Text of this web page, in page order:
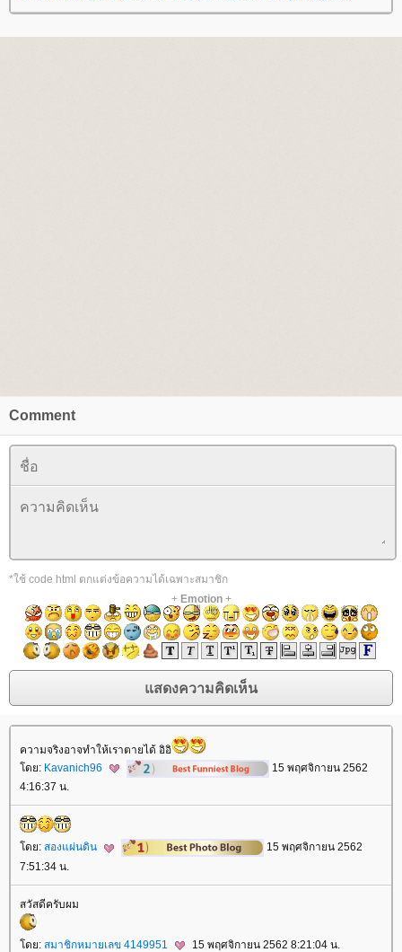
Comment
*ใช้ code html ตกแต่งข้อความได้เฉพาะสมาชิก
+ Emotion+
ความจริงอาจทำให้เราตายได้ อิอิ
ดย: Kavanich96
15 พฤศจิกายน 2562
4:16:37 น.
ดย: สองแผ่นดิน
15 พฤศจิกายน 2562
7:51:34 น.
สวัสดีครับผม
ดย: สมาชิกหมายเลข 4149951 15 พฤศจิกายน 2562 8:21:04 น.